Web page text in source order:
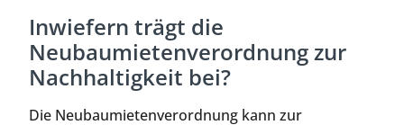
Inwiefern trägt die
Neubaumietenverordnung zur
Nachhaltigkeit bei?
Die Neubaumietenverordnung kann zur